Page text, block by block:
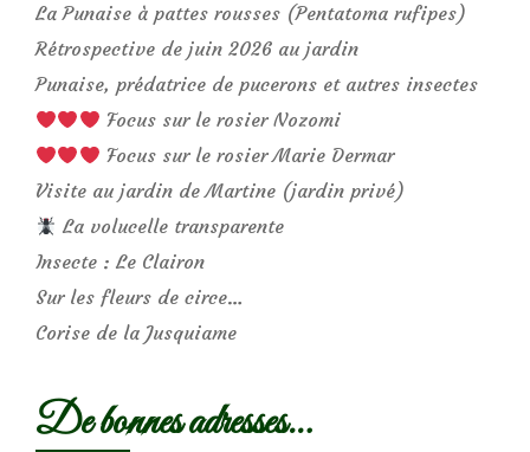
La Punaise à pattes rousses (Pentatoma rufipes)
Rétrospective de juin 2026 au jardin
Punaise, prédatrice de pucerons et autres insectes
Focus sur le rosier Nozomi
Focus sur le rosier Marie Dermar
Visite au jardin de Martine (jardin privé)
La volucelle transparente
Insecte : Le Clairon
Sur les fleurs de circe…
Corise de la Jusquiame
De bonnes adresses…